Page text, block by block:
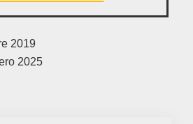
2019
2025